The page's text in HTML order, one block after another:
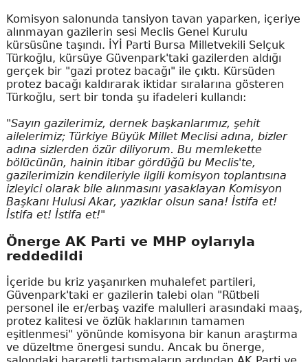
Komisyon salonunda tansiyon tavan yaparken, içeriye
alınmayan gazilerin sesi Meclis Genel Kurulu
kürsüsüne taşındı. İYİ Parti Bursa Milletvekili Selçuk
Türkoğlu, kürsüye Güvenpark'taki gazilerden aldığı
gerçek bir "gazi protez bacağı" ile çıktı. Kürsüden
protez bacağı kaldırarak iktidar sıralarına gösteren
Türkoğlu, sert bir tonda şu ifadeleri kullandı:
"Sayın gazilerimiz, dernek başkanlarımız, şehit
ailelerimiz; Türkiye Büyük Millet Meclisi adına, bizler
adına sizlerden özür diliyorum. Bu memlekette
bölücünün, hainin itibar gördüğü bu Meclis'te,
gazilerimizin kendileriyle ilgili komisyon toplantısına
izleyici olarak bile alınmasını yasaklayan Komisyon
Başkanı Hulusi Akar, yazıklar olsun sana! İstifa et!
İstifa et! İstifa et!"
Önerge AK Parti ve MHP oylarıyla
reddedildi
İçeride bu kriz yaşanırken muhalefet partileri,
Güvenpark'taki er gazilerin talebi olan "Rütbeli
personel ile er/erbaş vazife malulleri arasındaki maaş,
protez kalitesi ve özlük haklarının tamamen
eşitlenmesi" yönünde komisyona bir kanun araştırma
ve düzeltme önergesi sundu. Ancak bu önerge,